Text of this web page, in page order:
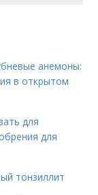
анемоны:
в открытом
для
для
тонзиллит